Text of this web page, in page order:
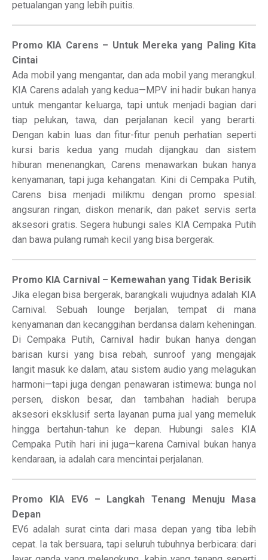
petualangan yang lebih puitis.
Promo KIA Carens – Untuk Mereka yang Paling Kita
Cintai
Ada mobil yang mengantar, dan ada mobil yang merangkul.
KIA Carens adalah yang kedua—MPV ini hadir bukan hanya
untuk mengantar keluarga, tapi untuk menjadi bagian dari
tiap pelukan, tawa, dan perjalanan kecil yang berarti.
Dengan kabin luas dan fitur-fitur penuh perhatian seperti
kursi baris kedua yang mudah dijangkau dan sistem
hiburan menenangkan, Carens menawarkan bukan hanya
kenyamanan, tapi juga kehangatan. Kini di Cempaka Putih,
Carens bisa menjadi milikmu dengan promo spesial:
angsuran ringan, diskon menarik, dan paket servis serta
aksesori gratis. Segera hubungi sales KIA Cempaka Putih
dan bawa pulang rumah kecil yang bisa bergerak.
Promo KIA Carnival – Kemewahan yang Tidak Berisik
Jika elegan bisa bergerak, barangkali wujudnya adalah KIA
Carnival. Sebuah lounge berjalan, tempat di mana
kenyamanan dan kecanggihan berdansa dalam keheningan.
Di Cempaka Putih, Carnival hadir bukan hanya dengan
barisan kursi yang bisa rebah, sunroof yang mengajak
langit masuk ke dalam, atau sistem audio yang melagukan
harmoni—tapi juga dengan penawaran istimewa: bunga nol
persen, diskon besar, dan tambahan hadiah berupa
aksesori eksklusif serta layanan purna jual yang memeluk
hingga bertahun-tahun ke depan. Hubungi sales KIA
Cempaka Putih hari ini juga—karena Carnival bukan hanya
kendaraan, ia adalah cara mencintai perjalanan.
Promo KIA EV6 – Langkah Tenang Menuju Masa
Depan
EV6 adalah surat cinta dari masa depan yang tiba lebih
cepat. Ia tak bersuara, tapi seluruh tubuhnya berbicara: dari